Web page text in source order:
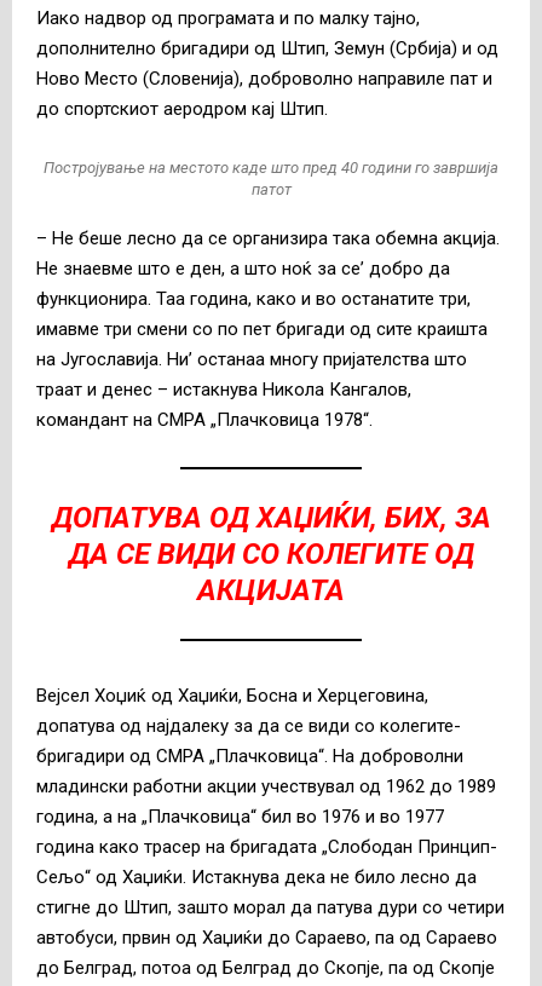
Иако надвор од програмата и по малку тајно,
дополнително бригадири од Штип, Земун (Србија) и од
Ново Место (Словенија), доброволно направиле пат и
до спортскиот аеродром кај Штип.
Постројување на местото каде што пред 40 години го завршија
патот
– Не беше лесно да се организира така обемна акција.
Не знаевме што е ден, а што ноќ за се’ добро да
функционира. Таа година, како и во останатите три,
имавме три смени со по пет бригади од сите краишта
на Југославија. Ни’ останаа многу пријателства што
траат и денес – истакнува Никола Кангалов,
командант на СМРА „Плачковица 1978“.
ДОПАТУВА ОД ХАЏИЌИ, БИХ, ЗА
ДА СЕ ВИДИ СО КОЛЕГИТЕ ОД
АКЦИЈАТА
Вејсел Хоџиќ од Хаџиќи, Босна и Херцеговина,
допатува од најдалеку за да се види со колегите-
бригадири од СМРА „Плачковица“. На доброволни
младински работни акции учествувал од 1962 до 1989
година, а на „Плачковица“ бил во 1976 и во 1977
година како трасер на бригадата „Слободан Принцип-
Сељо“ од Хаџиќи. Истакнува дека не било лесно да
стигне до Штип, зашто морал да патува дури со четири
автобуси, првин од Хаџиќи до Сараево, па од Сараево
до Белград, потоа од Белград до Скопје, па од Скопје